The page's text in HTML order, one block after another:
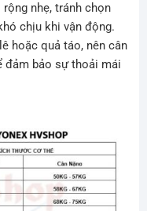
nhẹ, tránh chọn
chịu khi vận động.
hoặc quả táo, nên cân
đảm bảo sự thoải mái